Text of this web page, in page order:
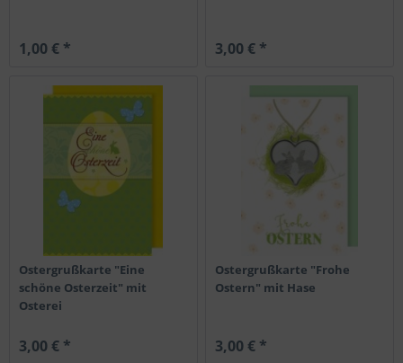
1,00 € * 3,00 € *
Ostergrußkarte "Eine
schöne Osterzeit" mit
Osterei
3,00 € *
Ostergrußkarte "Frohe
Ostern" mit Hase
3,00 € *